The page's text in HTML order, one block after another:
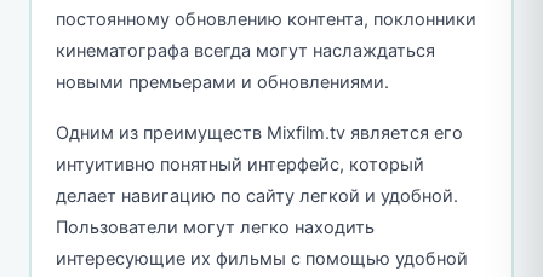
постоянному обновлению контента, поклонники
кинематографа всегда могут наслаждаться
новыми премьерами и обновлениями.
Одним из преимуществ Mixfilm.tv является его
интуитивно понятный интерфейс, который
делает навигацию по сайту легкой и удобной.
Пользователи могут легко находить
интересующие их фильмы с помощью удобной